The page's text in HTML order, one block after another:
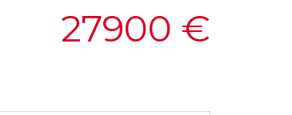
27900 €